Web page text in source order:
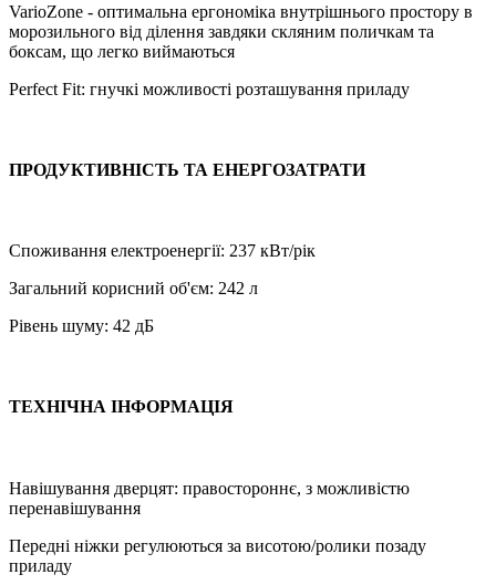
VarioZone - оптимальна ергономіка внутрішнього простору в
морозильного від ділення завдяки скляним поличкам та
боксам, що легко виймаються
Perfect Fit: гнучкі можливості розташування приладу
ПРОДУКТИВНІСТЬ ТА ЕНЕРГОЗАТРАТИ
Споживання електроенергії: 237 кВт/рік
Загальний корисний об'єм: 242 л
Рівень шуму: 42 дБ
ТЕХНІЧНА ІНФОРМАЦІЯ
Навішування дверцят: правостороннє, з можливістю
перенавішування
Передні ніжки регулюються за висотою/ролики позаду
приладу